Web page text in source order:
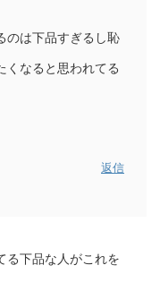
のは下品すぎるし恥
くなると思われてる
返信
る下品な人がこれを